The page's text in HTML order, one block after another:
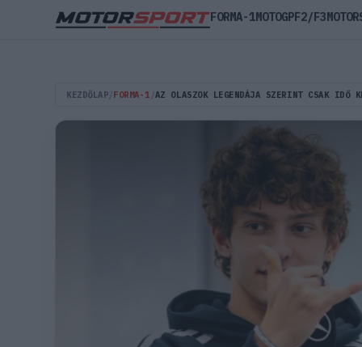
KEZDŐLAP FORMA-1 AZ OLASZOK LEGENDÁJA SZERINT CSAK IDŐ
FORMA-1MOTOGPF2/F3